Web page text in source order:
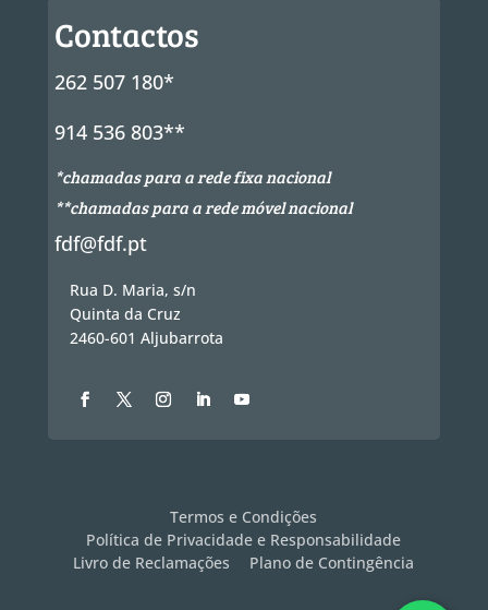
Contactos
262 507 180*
914 536 803**
*chamadas para a rede fixa nacional
**chamadas para a rede móvel nacional
fdf@fdf.pt
Rua D. Maria, s/n
Quinta da Cruz
2460-601 Aljubarrota
Termos e Condições
Política de Privacidade e Responsabilidade
Livro de Reclamações
Plano de Contingência